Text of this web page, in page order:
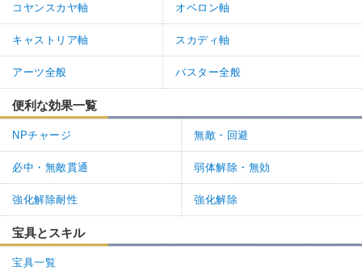
コヤンスカヤ軸 オベロン軸
キャストリア軸 スカディ軸
アーツ全般 バスター全般
便利な効果一覧
NPチャージ 無敵・回避
必中・無敵貫通 弱体解除・無効
強化解除耐性 強化解除
宝具とスキル
宝具一覧